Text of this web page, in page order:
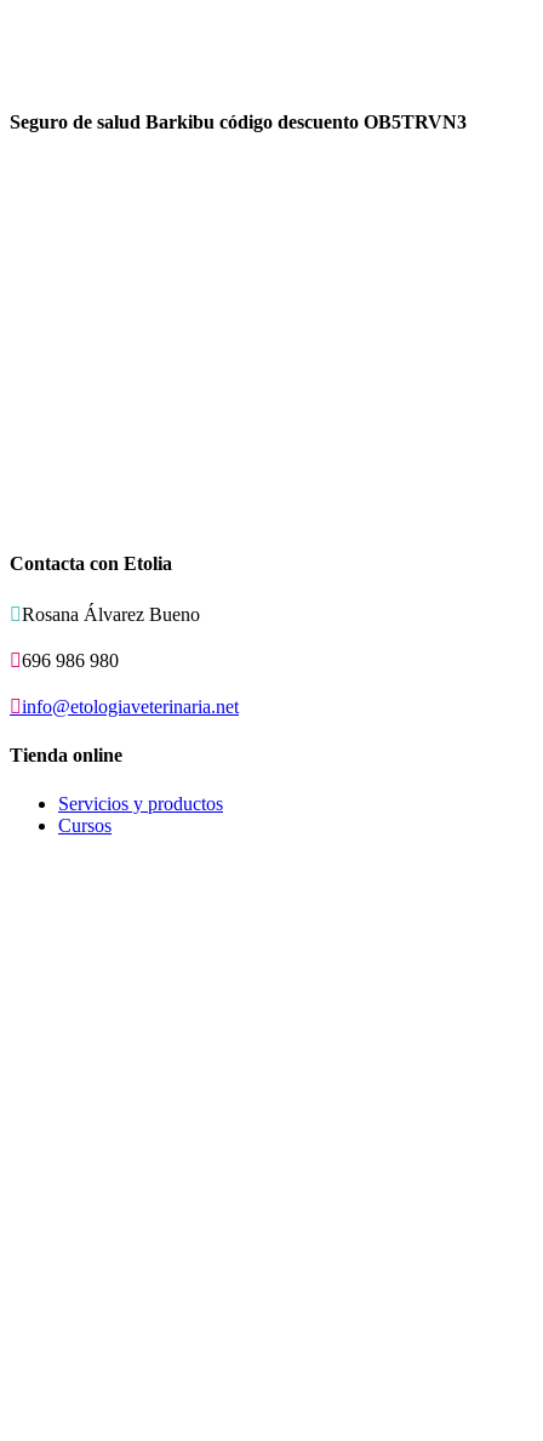
Seguro de salud Barkibu código descuento OB5TRVN3
Contacta con Etolia
Rosana Álvarez Bueno
696 986 980
info@etologiaveterinaria.net
Tienda online
Servicios y productos
Cursos